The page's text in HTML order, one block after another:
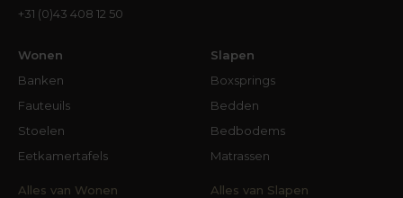
+31 (0)43 408 12 50
Wonen
Banken
Fauteuils
Stoelen
Eetkamertafels
Alles van Wonen
Slapen
Boxsprings
Bedden
Bedbodems
Matrassen
Alles van Slapen